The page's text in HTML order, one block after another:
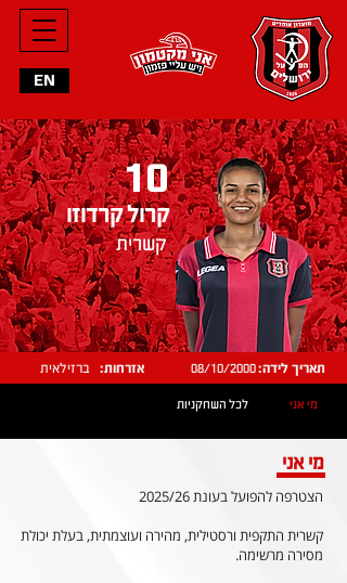
EN
10
קרול קרדוזו
קשרית
ברזילאית אזרחות: תאריך לידה:08/10/2000
מי אני לכל השחקניות
מי אני
הצטרפה להפועל בעונת 2025/26
קשרית התקפית ורסטילית, מהירה ועוצמתית, בעלת יכולת
מסירה מרשימה.